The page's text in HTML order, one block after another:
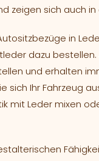
zeigen sich auch
in
dazu bestellen.
und erhalten
sich Ihr Fahrzeug
Leder mixen